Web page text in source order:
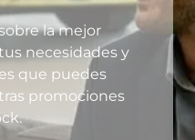
la mejor
necesidades y
que puedes
promociones